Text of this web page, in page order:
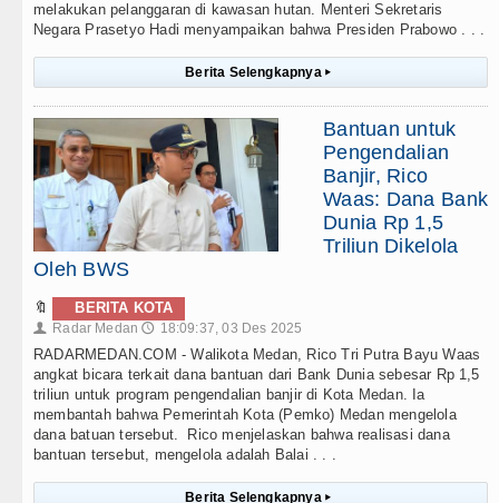
melakukan pelanggaran di kawasan hutan. Menteri Sekretaris
Negara Prasetyo Hadi menyampaikan bahwa Presiden Prabowo . . .
Berita Selengkapnya ▸
Bantuan untuk
Pengendalian
Banjir, Rico
Waas: Dana Bank
Dunia Rp 1,5
Triliun Dikelola
Oleh BWS
🔖 BERITA KOTA
👤 Radar Medan 🕔 18:09:37, 03 Des 2025
RADARMEDAN.COM - Walikota Medan, Rico Tri Putra Bayu Waas
angkat bicara terkait dana bantuan dari Bank Dunia sebesar Rp 1,5
triliun untuk program pengendalian banjir di Kota Medan. Ia
membantah bahwa Pemerintah Kota (Pemko) Medan mengelola
dana batuan tersebut. Rico menjelaskan bahwa realisasi dana
bantuan tersebut, mengelola adalah Balai . . .
Berita Selengkapnya ▸